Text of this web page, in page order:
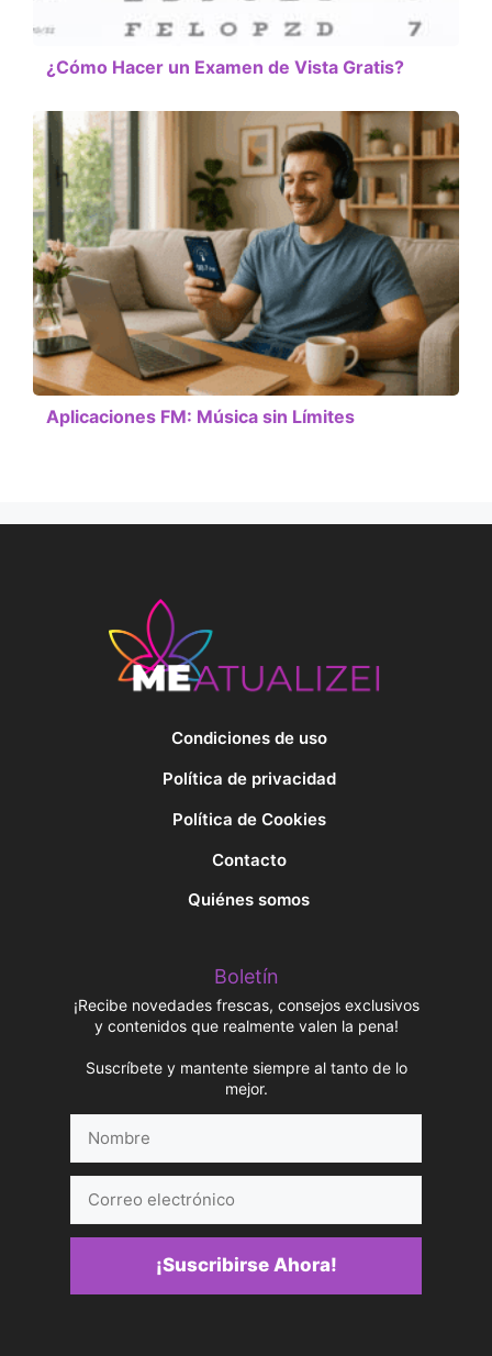
¿Cómo Hacer un Examen de Vista Gratis?
Aplicaciones FM: Música sin Límites
Condiciones de uso
Política de privacidad
Política de Cookies
Contacto
Quiénes somos
Boletín
¡Recibe novedades frescas, consejos exclusivos
y contenidos que realmente valen la pena!
Suscríbete y mantente siempre al tanto de lo
mejor.
electrónico
¡Suscribirse Ahora!